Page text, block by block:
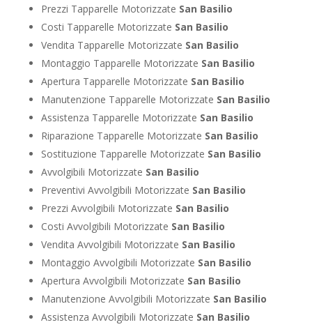
Prezzi Tapparelle Motorizzate San Basilio
Costi Tapparelle Motorizzate San Basilio
Vendita Tapparelle Motorizzate San Basilio
Montaggio Tapparelle Motorizzate San Basilio
Apertura Tapparelle Motorizzate San Basilio
Manutenzione Tapparelle Motorizzate San Basilio
Assistenza Tapparelle Motorizzate San Basilio
Riparazione Tapparelle Motorizzate San Basilio
Sostituzione Tapparelle Motorizzate San Basilio
Avvolgibili Motorizzate San Basilio
Preventivi Avvolgibili Motorizzate San Basilio
Prezzi Avvolgibili Motorizzate San Basilio
Costi Avvolgibili Motorizzate San Basilio
Vendita Avvolgibili Motorizzate San Basilio
Montaggio Avvolgibili Motorizzate San Basilio
Apertura Avvolgibili Motorizzate San Basilio
Manutenzione Avvolgibili Motorizzate San Basilio
Assistenza Avvolgibili Motorizzate San Basilio